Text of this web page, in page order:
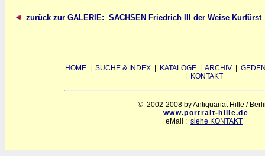
zurück zur GALERIE: SACHSEN Friedrich III der Weise Kurfürst
HOME SUCHE & INDEX KATALOGE ARCHIV
KONTAKT
© 2002-2008 by Antiquariat Hille /
www.portrait-hille.de
eMail : siehe KONTAKT